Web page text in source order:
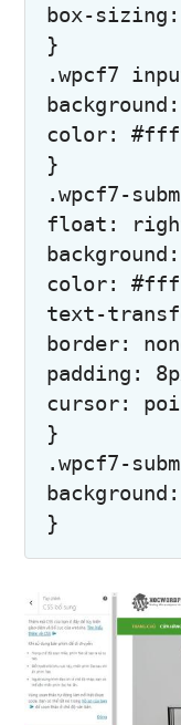
box-
}
.wpcf7
color:
}
.wpcf7-
float:
color:
text-
border:
padding:
cursor:
}
.wpcf7-